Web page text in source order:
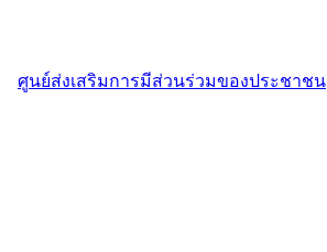
ศูนย์ส่งเสริมการมีส่วนร่วมของประชาชน